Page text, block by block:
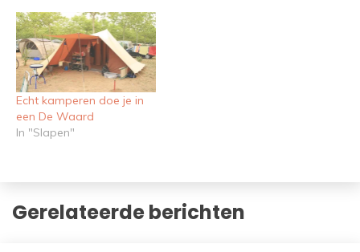
Echt kamperen doe je in
een De Waard
In "Slapen"
Gerelateerde berichten